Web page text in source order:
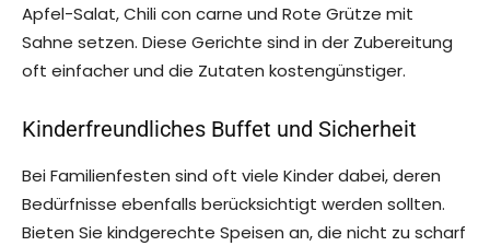
Apfel-Salat, Chili con carne und Rote Grütze mit
Sahne setzen. Diese Gerichte sind in der Zubereitung
oft einfacher und die Zutaten kostengünstiger.
Kinderfreundliches Buffet und Sicherheit
Bei Familienfesten sind oft viele Kinder dabei, deren
Bedürfnisse ebenfalls berücksichtigt werden sollten.
Bieten Sie kindgerechte Speisen an, die nicht zu scharf